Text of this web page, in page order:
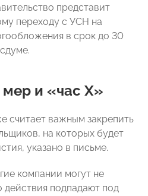
представит
переходу с УСН на
в срок до 30
мер и «час Х»
важным закрепить
на которых будет
указано в письме.
компании могут не
действия подпадают под